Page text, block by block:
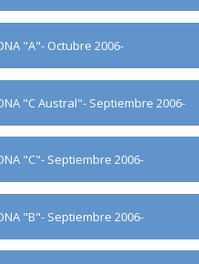
"A"- Octubre 2006-
"C Austral"- Septiembre 2006-
"C"- Septiembre 2006-
"B"- Septiembre 2006-